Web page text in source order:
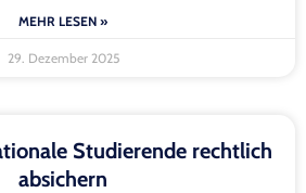
MEHR LESEN »
29. Dezember 2025
Studierende rechtlich
absichern